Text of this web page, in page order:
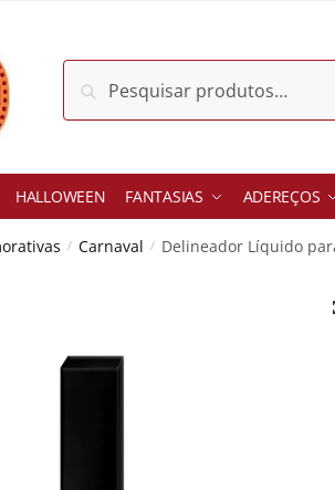
Pesquisar
por:
Pesquisar
HALLOWEEN FANTASIAS ADEREÇOS
/ Carnaval / Delineador Líquido